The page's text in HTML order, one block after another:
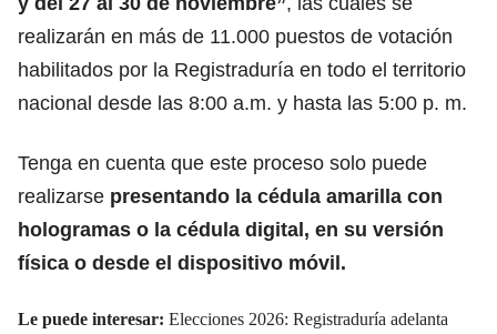
realizarán en más de 11.000 puestos de votación
habilitados por la Registraduría en todo el territorio
nacional desde las 8:00 a.m. y hasta las 5:00 p. m.
Tenga en cuenta que este proceso solo puede
realizarse presentando la cédula amarilla con
hologramas o la cédula digital, en su versión
física o desde el dispositivo móvil.
Le puede interesar: Elecciones 2026: Registraduría adelanta